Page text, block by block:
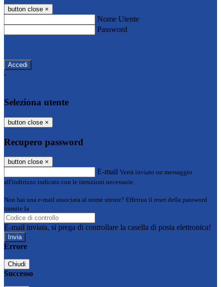
button close ×
Nome Utente
Password
-
Seleziona utente
button close ×
Recupero password
button close ×
E-mail Verrà inviato un messaggio
all'indirizzo indicato con le istruzioni necessarie.
Non hai una e-mail associata al nome utente? Effettua il reset della password
tramite la
E-mail inviata, si prega di controllare la casella di posta elettronica!
Errore
Chiudi
Successo